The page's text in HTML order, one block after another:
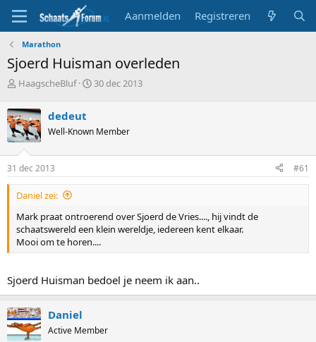
Aanmelden Registreren
Marathon
Sjoerd Huisman overleden
T
p
i
c
s
t
a
r
t
r
HaagscheBluf
S
t
a
u
30 dec 2013
dedeut
Well-Known Member
31 dec 2013 #61
Daniel zei:
Mark praat ontroerend over Sjoerd de Vries...., hij vindt de
schaatswereld een klein wereldje, iedereen kent elkaar.
Mooi om te horen....
Sjoerd Huisman bedoel je neem ik aan..
Daniel
Active Member